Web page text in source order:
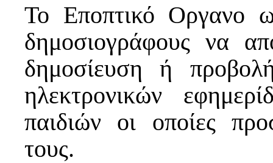
Το Εποπτικό Οργανο
δημοσιογράφους να
δημοσίευση ή
ηλεκτρονικών
παιδιών οι οποίες
τους.